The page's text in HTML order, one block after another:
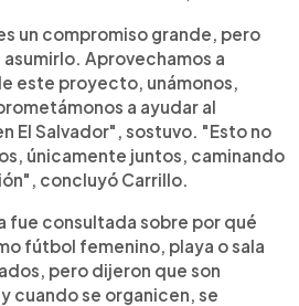
un compromiso grande, pero
Aprovechamos a
este proyecto, unámonos,
a ayudar al
El Salvador", sostuvo. "Esto no
únicamente juntos, caminando
concluyó Carrillo.
fue consultada sobre por qué
fútbol femenino, playa o sala
pero dijeron que son
cuando se organicen, se